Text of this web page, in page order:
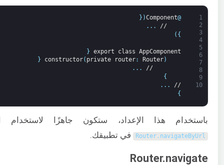
1
2
3
4
5
6
7
8
9
10
@
Component
(
{
//
.
.
.
}
)
export class AppComponent
{
constructor( private router: Router)
{
//
.
.
.
}
//
.
.
.
}
باستخدام هذا الإعداد، ستكون جاهزًا لاستخدام
Router . navigateByUrl في تطبيقك.
Router.navigate